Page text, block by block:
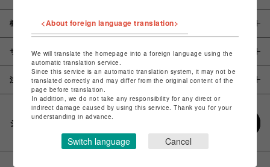
概要
サイズ
注意事項
シェアする
<About foreign language translation>
We will translate the homepage into a foreign language using the
automatic translation service.
Since this service is an automatic translation system, it may not be
translated correctly and may differ from the original content of the
page before translation.
In addition, we do not take any responsibility for any direct or
indirect damage caused by using this service. Thank you for your
understanding in advance.
Switch language Cancel